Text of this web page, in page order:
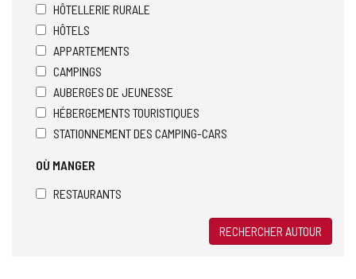
HÔTELLERIE RURALE
HÔTELS
APPARTEMENTS
CAMPINGS
AUBERGES DE JEUNESSE
HÉBERGEMENTS TOURISTIQUES
STATIONNEMENT DES CAMPING-CARS
OÙ MANGER
RESTAURANTS
RECHERCHER AUTOUR